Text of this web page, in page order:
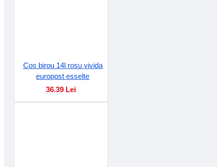
Cos birou 14l rosu vivida
europost esselte
36.39 Lei